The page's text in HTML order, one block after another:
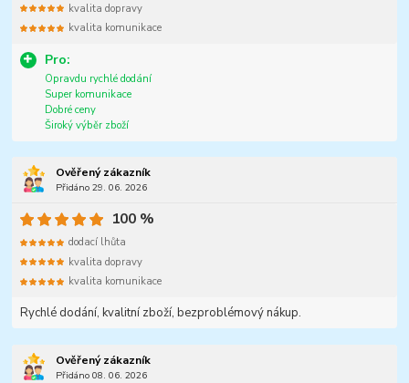
Pro:
Opravdu rychlé dodání
Super komunikace
Dobré ceny
Široký výběr zboží
kvalita dopravy
kvalita komunikace
Ověřený zákazník
Přidáno 29. 06. 2026
Rychlé dodání, kvalitní zboží, bezproblémový nákup.
100 %
dodací lhůta
kvalita dopravy
kvalita komunikace
Ověřený zákazník
Přidáno 08. 06. 2026